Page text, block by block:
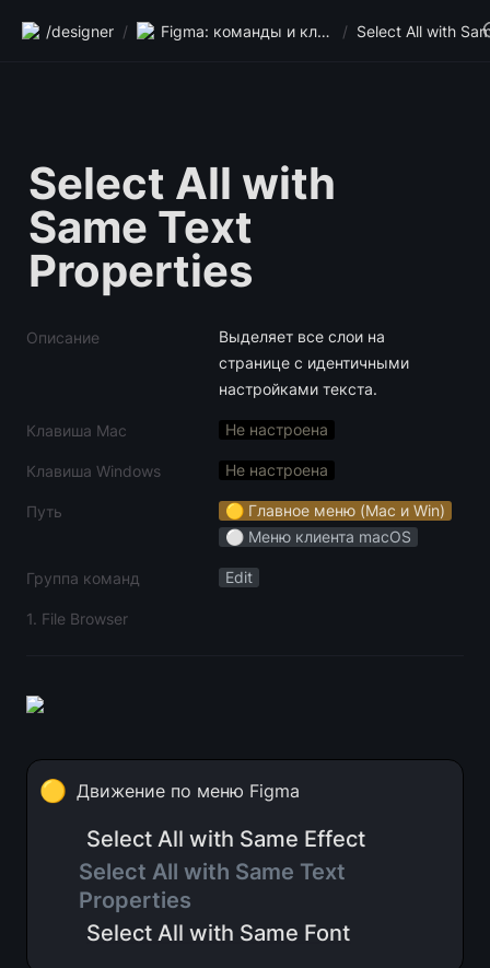
/designer / Figma: команды и клавиши /
Select All with
Same Text
Properties
Описание
Выделяет все слои на
странице с идентичными
настройками текста.
Клавиша Mac Не настроена
Клавиша Windows Не настроена
Путь
🟡 Главное меню (Mac и Win)
⚪️ Меню клиента macOS
Группа команд Edit
1. File Browser
🟡 Движение по меню Figma
Select All with Same Effect
Select All with Same Text
Properties
Select All with Same Font